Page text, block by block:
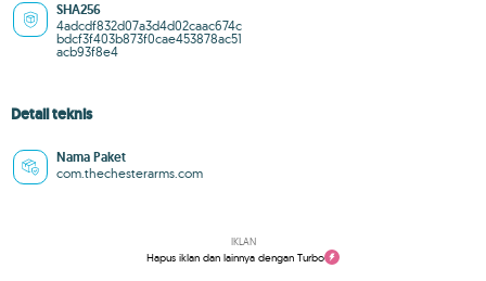
SHA256
4adcdf832d07a3d4d02caac674c
bdcf3f403b873f0cae453878ac51
acb93f8e4
Detail teknis
Nama Paket
com.thechesterarms.com
IKLAN
Hapus iklan dan lainnya dengan Turbo